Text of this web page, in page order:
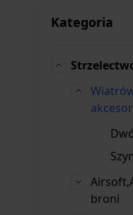
Kategoria
Strzelectwo
broni